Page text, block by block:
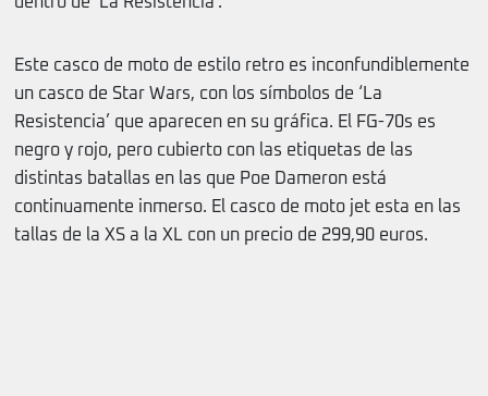
Este casco de moto de estilo retro es inconfundiblemente
un casco de Star Wars, con los símbolos de ‘La
Resistencia’ que aparecen en su gráfica. El FG-70s es
negro y rojo, pero cubierto con las etiquetas de las
distintas batallas en las que Poe Dameron está
continuamente inmerso. El casco de moto jet esta en las
tallas de la XS a la XL con un precio de 299,90 euros.